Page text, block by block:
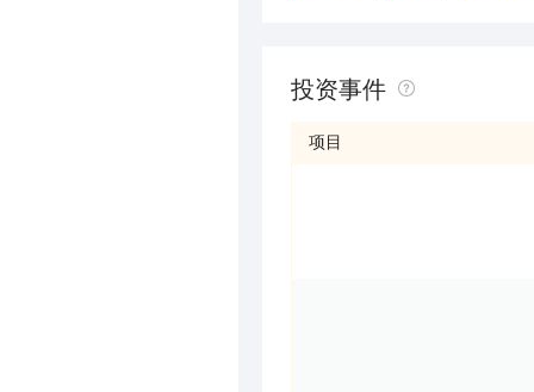
投资事件
项目